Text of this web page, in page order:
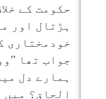
حکومت کے
ہڑتال اور
خودمختاری
جواب تھا
ہمارے دل
الحاق؟ میں